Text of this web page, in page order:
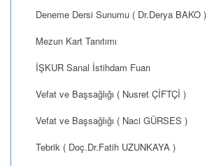
Deneme Dersi Sunumu ( Dr.Derya BAKO )
Mezun Kart Tanıtımı
İŞKUR Sanal İstihdam Fuarı
Vefat ve Başsağlığı ( Nusret ÇİFTÇİ )
Vefat ve Başsağlığı ( Naci GÜRSES )
Tebrik ( Doç.Dr.Fatih UZUNKAYA )